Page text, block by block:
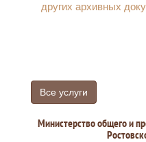
других архивных
Все услуги
Министерство общего и